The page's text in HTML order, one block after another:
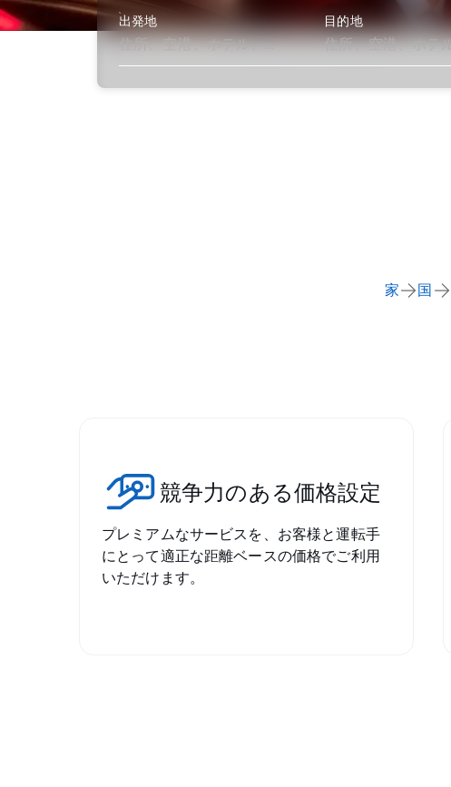
出発地 目的地
家 国
競争力のある価格設定
プレミアムなサービスを、お客様と運転手
にとって適正な距離ベースの価格でご利用
いただけます。